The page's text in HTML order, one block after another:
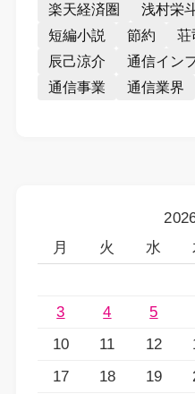
楽天経済圏
浅村栄
短編小説
節約 荘
辰己涼介
通信イン
通信事業
通信業界
月
火 水
3
4 5
10
11 12
17
18 19